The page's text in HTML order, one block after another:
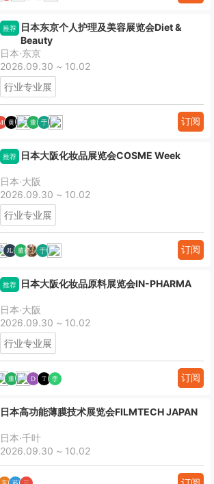
推荐
日本东京个人护理及美容展览会Diet &
Beauty
日本·东京
2026.09.30 ~ 10.02
行业专业展
订阅
推荐 日本大阪化妆品展览会COSME Week
日本·大阪
2026.09.30 ~ 10.02
行业专业展
订阅
推荐 日本大阪化妆品原料展览会IN-PHARMA
日本·大阪
2026.09.30 ~ 10.02
行业专业展
订阅
日本高功能薄膜技术展览会FILMTECH JAPAN
日本·千叶
2026.09.30 ~ 10.02